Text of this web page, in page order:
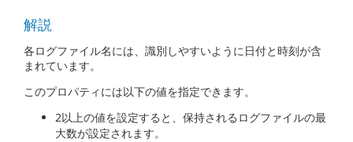
解説
各ログファイル名には、識別しやすいように日付と時刻が含
まれています。
このプロパティには以下の値を指定できます。
2以上の値を設定すると、保持されるログファイルの最
大数が設定されます。